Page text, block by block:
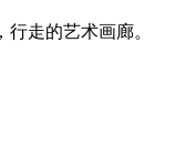
行走的艺术画廊。